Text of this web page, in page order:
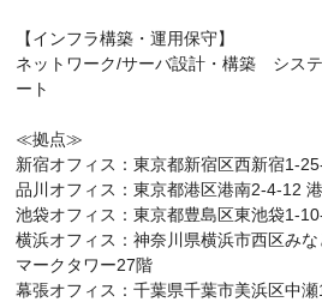
【インフラ構築・運用保守】
ネットワーク/サーバ設計・構築 シス
ート
≪拠点≫
新宿オフィス：東京都新宿区西新宿1-
品川オフィス：東京都港区港南2-4-12
池袋オフィス：東京都豊島区東池袋1-
横浜オフィス：神奈川県横浜市西区み
マークタワー27階
幕張オフィス：千葉県千葉市美浜区中